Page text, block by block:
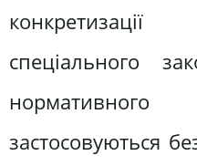
спеціального
застосовуються